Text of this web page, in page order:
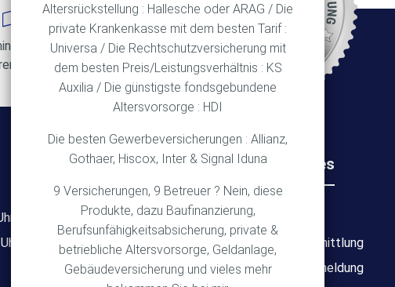
Altersrückstellung : Hallesche oder ARAG / Die
private Krankenkasse mit dem besten Tarif :
Universa / Die Rechtschutzversicherung mit
dem besten Preis/Leistungsverhältnis : KS
Auxilia / Die günstigste fondsgebundene
Altersvorsorge : HDI
Die besten Gewerbeversicherungen : Allianz,
Gothaer, Hiscox, Inter & Signal Iduna
9 Versicherungen, 9 Betreuer ? Nein, diese
Produkte, dazu Baufinanzierung,
Berufsunfähigkeitsabsicherung, private &
betriebliche Altersvorsorge, Geldanlage,
Gebäudeversicherung und vieles mehr
am Ort
Wahl
Rechtliches
Impressum
Datenschutz
Erstinformation
Wichtiges
Bedarfsermittlung
Schadensmeldung